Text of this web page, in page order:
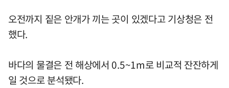
오전까지 짙은 안개가 끼는 곳이 있겠다고 기상청은 전
했다.
바다의 물결은 전 해상에서 0.5~1m로 비교적 잔잔하게
일 것으로 분석됐다.